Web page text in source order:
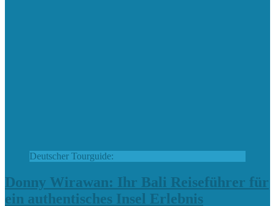
Deutscher Tourguide:
Donny Wirawan: Ihr Bali Reiseführer für
ein authentisches Insel Erlebnis